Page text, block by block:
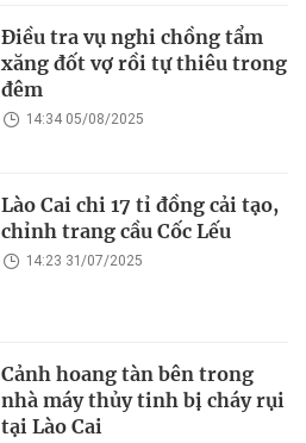
Điều tra vụ nghi chồng tẩm
xăng đốt vợ rồi tự thiêu trong
đêm
14:34 05/08/2025
Lào Cai chi 17 tỉ đồng cải tạo,
chỉnh trang cầu Cốc Lếu
14:23 31/07/2025
Cảnh hoang tàn bên trong
nhà máy thủy tinh bị cháy rụi
tại Lào Cai